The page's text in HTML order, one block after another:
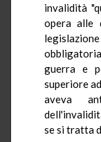
invalidità
opera alle
guerra e
superiore
aveva
se si tratta